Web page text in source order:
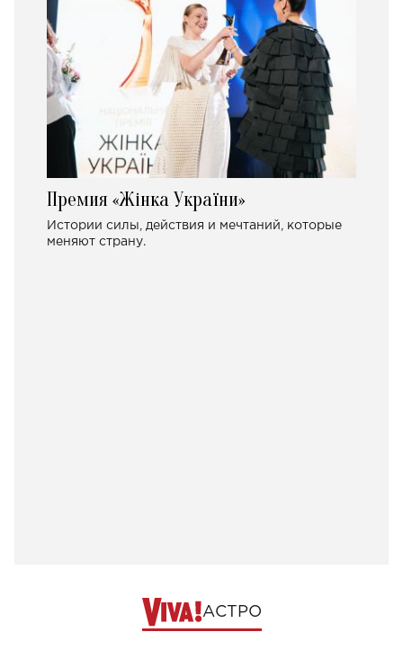
Премия «Жінка України»
Истории силы, действия и мечтаний, которые
меняют страну.
АСТРО